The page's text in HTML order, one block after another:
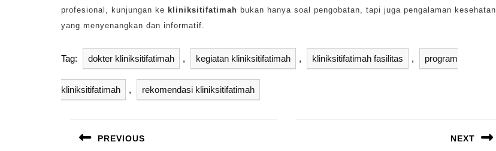
profesional, kunjungan ke kliniksitifatimah bukan hanya soal pengobatan, tapi juga pengalaman kesehatan
yang menyenangkan dan informatif.
Tag: dokter kliniksitifatimah , kegiatan kliniksitifatimah , kliniksitifatimah fasilitas , program
kliniksitifatimah , rekomendasi kliniksitifatimah
pos
PREVIOUS NEXT